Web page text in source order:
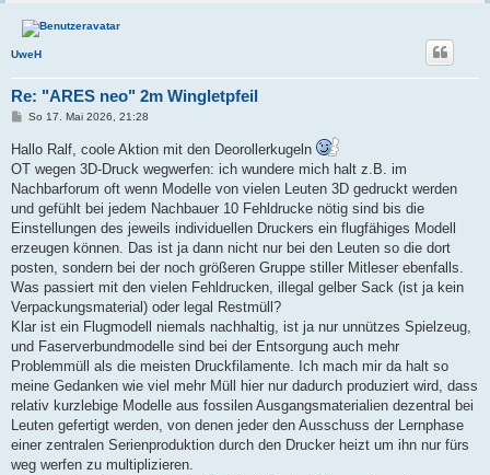
UweH
Re: "ARES neo" 2m Wingletpfeil
B
t
r
g
So 17. Mai 2026, 21:28
Hallo Ralf, coole Aktion mit den Deorollerkugeln
OT wegen 3D-Druck wegwerfen: ich wundere mich halt z.B. im
Nachbarforum oft wenn Modelle von vielen Leuten 3D gedruckt werden
und gefühlt bei jedem Nachbauer 10 Fehldrucke nötig sind bis die
Einstellungen des jeweils individuellen Druckers ein flugfähiges Modell
erzeugen können. Das ist ja dann nicht nur bei den Leuten so die dort
posten, sondern bei der noch größeren Gruppe stiller Mitleser ebenfalls.
Was passiert mit den vielen Fehldrucken, illegal gelber Sack (ist ja kein
Verpackungsmaterial) oder legal Restmüll?
Klar ist ein Flugmodell niemals nachhaltig, ist ja nur unnützes Spielzeug,
und Faserverbundmodelle sind bei der Entsorgung auch mehr
Problemmüll als die meisten Druckfilamente. Ich mach mir da halt so
meine Gedanken wie viel mehr Müll hier nur dadurch produziert wird, dass
relativ kurzlebige Modelle aus fossilen Ausgangsmaterialien dezentral bei
Leuten gefertigt werden, von denen jeder den Ausschuss der Lernphase
einer zentralen Serienproduktion durch den Drucker heizt um ihn nur fürs
weg werfen zu multiplizieren.